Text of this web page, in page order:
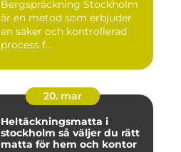
Bergspräckning Stockholm
är en metod som erbjuder
en säker och kontrollerad
process f...
20. mar
Heltäckningsmatta i
stockholm så väljer du rätt
matta för hem och kontor